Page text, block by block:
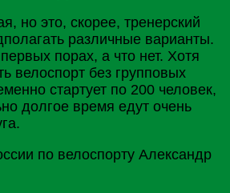
но это, скорее, тренерский
различные варианты.
порах, а что нет. Хотя
велоспорт без групповых
стартует по 200 человек,
долгое время едут очень